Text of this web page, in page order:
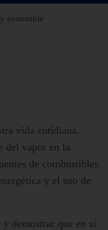
sostenible
vida cotidiana.
del vapor en la
de combustibles
y el uso de
demostrar que en sí